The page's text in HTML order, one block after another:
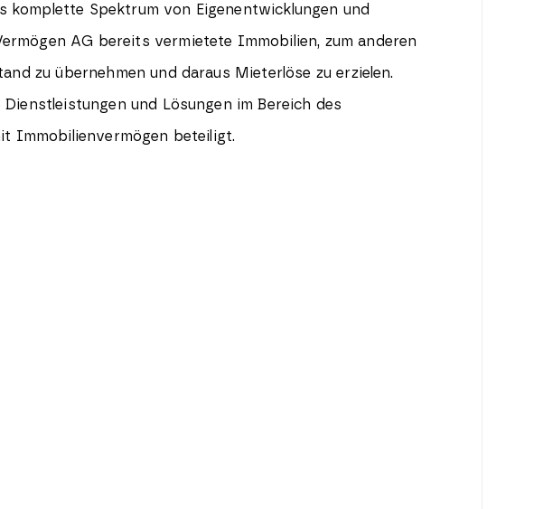
Spektrum von Eigenentwicklungen und
AG bereits vermietete Immobilien, zum anderen
zu übernehmen und daraus Mieterlöse zu erzielen.
und Lösungen im Bereich des
Immobilienvermögen beteiligt.